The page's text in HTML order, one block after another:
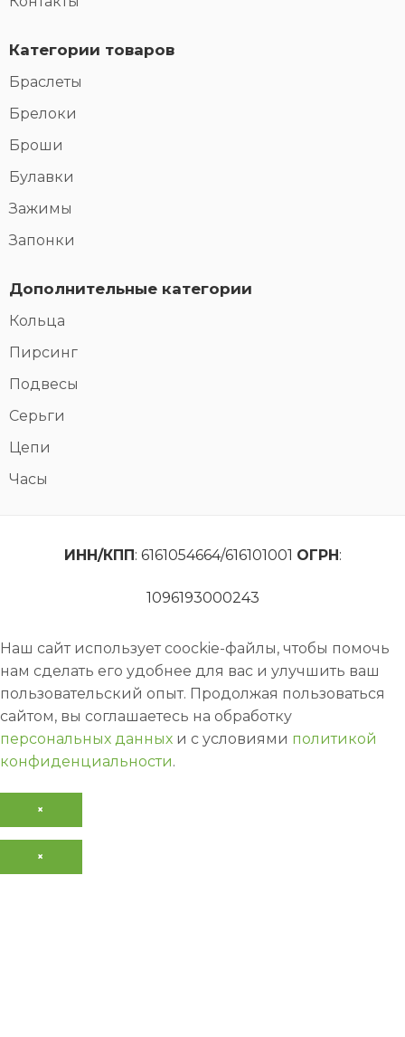
Категории товаров
Браслеты
Брелоки
Броши
Булавки
Зажимы
Запонки
Дополнительные категории
Кольца
Пирсинг
Подвесы
Серьги
Цепи
Часы
ИНН/КПП : 6161054664/616101001 ОГРН :
1096193000243
Наш сайт использует coockie-файлы, чтобы помочь
нам сделать его удобнее для вас и улучшить ваш
пользовательский опыт. Продолжая пользоваться
сайтом, вы соглашаетесь на обработку
персональных данных и с условиями политикой
конфиденциальности.
×
×